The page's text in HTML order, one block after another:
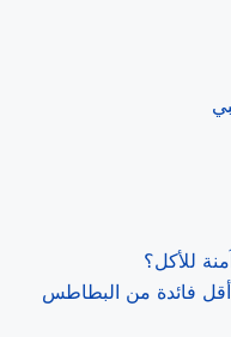
للأكل؟
فائدة من البطاطس